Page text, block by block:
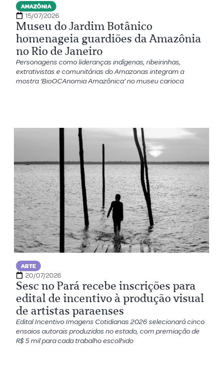
AMAZÔNIA
15/07/2026
Museu do Jardim Botânico
homenageia guardiões da Amazônia
no Rio de Janeiro
Personagens como lideranças indígenas, ribeirinhas,
extrativistas e comunitárias do Amazonas integram a
mostra ‘BioOCAnomia Amazônica’ no museu carioca
ARTE
20/07/2026
Sesc no Pará recebe inscrições para
edital de incentivo à produção visual
de artistas paraenses
Edital Incentivo Imagens Cotidianas 2026 selecionará cinco
ensaios autorais produzidos no estado, com premiação de
R$ 5 mil para cada trabalho escolhido